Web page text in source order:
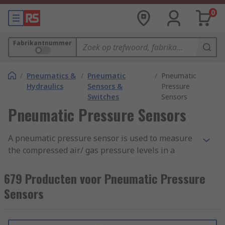
0
Fabrikantnummer
/ Pneumatics &
Hydraulics
/ Pneumatic
Sensors &
Switches
/ Pneumatic
Pressure
Sensors
Pneumatic Pressure Sensors
A pneumatic pressure sensor is used to measure
the compressed air/ gas pressure levels in a
monitored through a range of electronic devices.
These pressure sensors are transducers,
proportion to the output pressure being
679 Producten voor Pneumatic Pressure
Sensors